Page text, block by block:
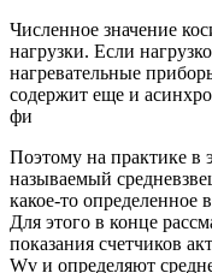
Численное значение
нагрузки. Если
нагревательные
содержит еще и
фи
Поэтому на практике в
называемый
какое-то определенное
Для этого в конце
показания счетчиков
Wv и определяют